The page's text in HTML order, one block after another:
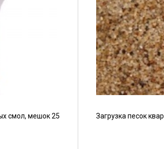
смол, мешок 25 Загрузка песок